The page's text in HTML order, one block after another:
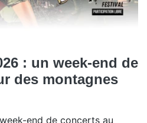
: un week-end de
des montagnes
end de concerts au